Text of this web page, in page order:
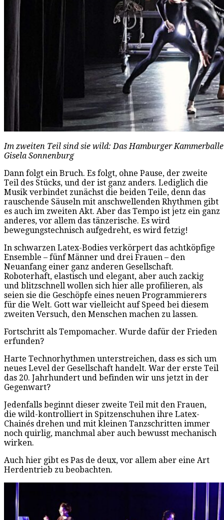
Im zweiten Teil sind sie wild: Das Hamburger
Gisela Sonnenburg
Dann folgt ein Bruch. Es folgt, ohne Pause, der zweite
Teil des Stücks, und der ist ganz anders. Lediglich die
Musik verbindet zunächst die beiden Teile, denn das
rauschende Säuseln mit anschwellenden Rhythmen gibt
es auch im zweiten Akt. Aber das Tempo ist jetz ein ganz
anderes, vor allem das tänzerische. Es wird
bewegungstechnisch aufgedreht, es wird fetzig!
In schwarzen Latex-Bodies verkörpert das achtköpfige
Ensemble – fünf Männer und drei Frauen – den
Neuanfang einer ganz anderen Gesellschaft.
Roboterhaft, elastisch und elegant, aber auch zackig
und blitzschnell wollen sich hier alle profilieren, als
seien sie die Geschöpfe eines neuen Programmierers
für die Welt. Gott war vielleicht auf Speed bei diesem
zweiten Versuch, den Menschen machen zu lassen.
Fortschritt als Tempomacher. Wurde dafür der Frieden
erfunden?
Harte Technorhythmen unterstreichen, dass es sich um
neues Level der Gesellschaft handelt. War der erste Teil
das 20. Jahrhundert und befinden wir uns jetzt in der
Gegenwart?
Jedenfalls beginnt dieser zweite Teil mit den Frauen,
die wild-kontrolliert in Spitzenschuhen ihre Latex-
Chainés drehen und mit kleinen Tanzschritten immer
noch quirlig, manchmal aber auch bewusst mechanisch
wirken.
Auch hier gibt es Pas de deux, vor allem aber eine Art
Herdentrieb zu beobachten.